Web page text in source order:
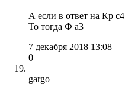
А если в ответ на Кр с4
То тогда Ф а3
7 декабря 2018 13:08
0
gargo